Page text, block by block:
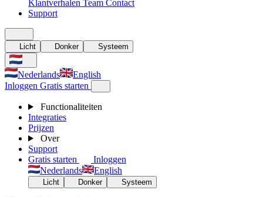
Klantverhalen Team Contact
Support
Licht Donker Systeem
Nederlands
English
Inloggen Gratis starten
Functionaliteiten
Integraties
Prijzen
Over
Support
Gratis starten
Inloggen
Nederlands
English
Licht Donker Systeem